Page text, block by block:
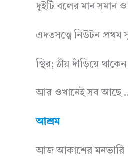
দুইটি বলের মান সমান ও
এদতসত্ত্বে নিউটন প্রথম
স্থির; ঠাঁয় দাঁড়িয়ে
আর ওখানেই সব আছে
আশ্রম
আজ আকাশের মনভারি